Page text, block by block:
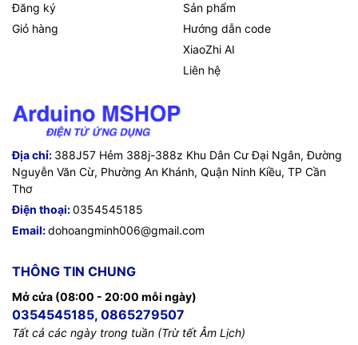
Đăng ký
Giỏ hàng
Sản phẩm
Hướng dẫn code
XiaoZhi AI
Liên hệ
Địa chỉ: 388J57 Hẻm 388j-388z Khu Dân Cư Đại Ngân, Đường
Nguyễn Văn Cừ, Phường An Khánh, Quận Ninh Kiều, TP Cần
Thơ
Điện thoại:0354545185
Email:dohoangminh006@gmail.com
THÔNG TIN CHUNG
Mở cửa (08:00 - 20:00 mỗi ngày)
0354545185, 0865279507
Tất cả các ngày trong tuần (Trừ tết Âm Lịch)